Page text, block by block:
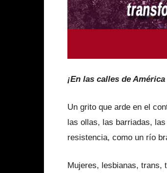
¡En las calles de
Un grito que arde en el
las ollas, las barriadas,
resistencia, como un río
Mujeres, lesbianas, trans,